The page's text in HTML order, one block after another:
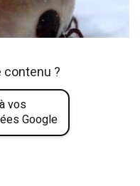
?
vos
Google